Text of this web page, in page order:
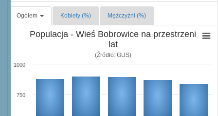
Ogółem Kobiety (%) Mężczyźni (%)
Populacja - Wieś Bobrowice na przestrzeni
lat
(Źródło: GUS)
750
1000